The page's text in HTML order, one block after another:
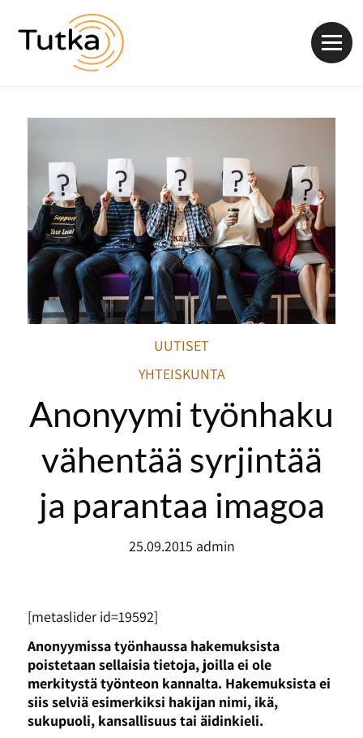
UUTISET
YHTEISKUNTA
Anonyymi työnhaku
vähentää syrjintää
ja parantaa imagoa
25.09.2015 admin
[metaslider id=19592]
Anonyymissa työnhaussa hakemuksista
poistetaan sellaisia tietoja, joilla ei ole
merkitystä työnteon kannalta. Hakemuksista ei
siis selviä esimerkiksi hakijan nimi, ikä,
sukupuoli, kansallisuus tai äidinkieli.